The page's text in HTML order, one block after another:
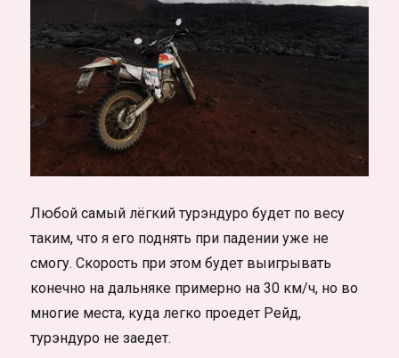
Любой самый лёгкий турэндуро будет по весу
таким, что я его поднять при падении уже не
смогу. Скорость при этом будет выигрывать
конечно на дальняке примерно на 30 км/ч, но во
многие места, куда легко проедет Рейд,
турэндуро не заедет.